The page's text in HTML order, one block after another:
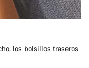
los bolsillos traseros
de responder a tus